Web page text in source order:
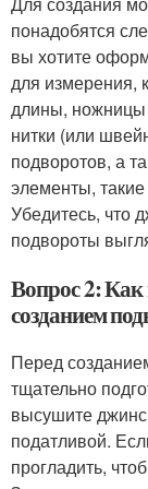
понадобятся
вы хотите
для измерения,
длины, ножницы
нитки (или
подворотов, а
элементы,
Убедитесь, что
подвороты
Вопрос 2: Как
созданием
Перед
тщательно
высушите
податливой.
прогладить,